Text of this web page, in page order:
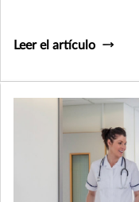
Leer el artículo